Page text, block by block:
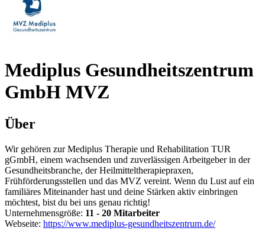
Mediplus Gesundheitszentrum
GmbH MVZ
Über
Wir gehören zur Mediplus Therapie und Rehabilitation TUR
gGmbH, einem wachsenden und zuverlässigen Arbeitgeber in der
Gesundheitsbranche, der Heilmitteltherapiepraxen,
Frühförderungsstellen und das MVZ vereint. Wenn du Lust auf ein
familiäres Miteinander hast und deine Stärken aktiv einbringen
möchtest, bist du bei uns genau richtig!
Unternehmensgröße: 11 - 20 Mitarbeiter
Webseite: https://www.mediplus-gesundheitszentrum.de/